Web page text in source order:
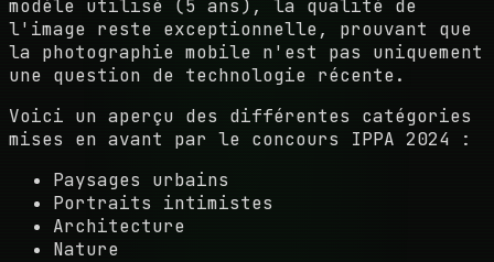
modèle utilisé (5 ans), la qualité de
l'image reste exceptionnelle, prouvant que
la photographie mobile n'est pas uniquement
une question de technologie récente.
Voici un aperçu des différentes catégories
mises en avant par le concours IPPA 2024 :
Paysages urbains
Portraits intimistes
Architecture
Nature